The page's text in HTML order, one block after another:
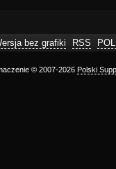
bez grafiki RSS
© 2007-2026 Polski